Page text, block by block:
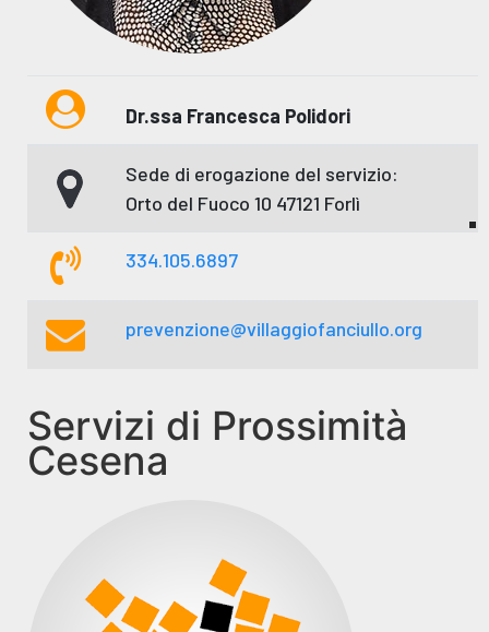
Dr.ssa Francesca Polidori
Sede di erogazione del servizio:
Orto del Fuoco 10 47121 Forlì
334.105.6897
prevenzione@villaggiofanciullo.org
Servizi di Prossimità
Cesena